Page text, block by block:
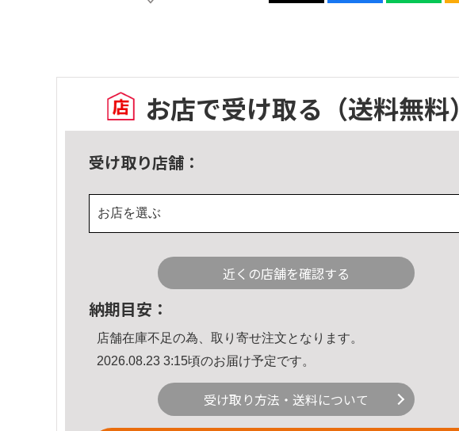
お店で受け取る （送料無料）
受け取り店舗：
お店を選ぶ
近くの店舗を確認する
納期目安：
店舗在庫不足の為、取り寄せ注文となります。
2026.08.23 3:15頃のお届け予定です。
受け取り方法・送料について